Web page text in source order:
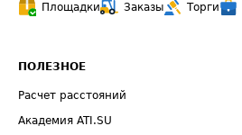
Площадки
Заказы Торги
ПОЛЕЗНОЕ
Расчет расстояний
Академия ATI.SU